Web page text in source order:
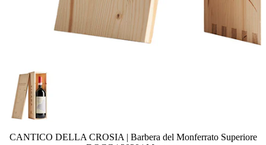
CANTICO DELLA CROSIA | Barbera del Monferrato Superiore